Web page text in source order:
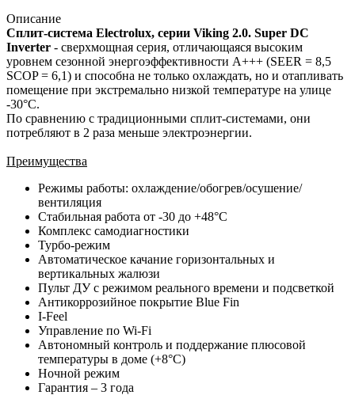
Описание
Сплит-система Electrolux, серии Viking 2.0. Super DC
Inverter - сверхмощная серия, отличающаяся высоким
уровнем сезонной энергоэффективности A+++ (SEER = 8,5
SCOP = 6,1) и способна не только охлаждать, но и отапливать
помещение при экстремально низкой температуре на улице
-30°С.
По сравнению с традиционными сплит-системами, они
потребляют в 2 раза меньше электроэнергии.
Преимущества
Режимы работы: охлаждение/обогрев/осушение/
вентиляция
Стабильная работа от -30 до +48°C
Комплекс самодиагностики
Турбо-режим
Автоматическое качание горизонтальных и
вертикальных жалюзи
Пульт ДУ с режимом реального времени и подсветкой
Антикоррозийное покрытие Blue Fin
I-Feel
Управление по Wi-Fi
Автономный контроль и поддержание плюсовой
температуры в доме (+8°С)
Ночной режим
Гарантия – 3 года